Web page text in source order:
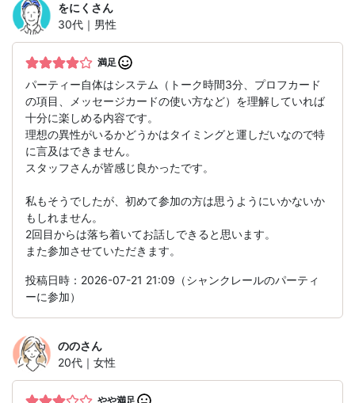
をにく さん
30代｜男性
満足
パーティー自体はシステム（トーク時間3分、プロフカード
の項目、メッセージカードの使い方など）を理解していれば
十分に楽しめる内容です。
理想の異性がいるかどうかはタイミングと運しだいなので特
に言及はできません。
スタッフさんが皆感じ良かったです。
私もそうでしたが、初めて参加の方は思うようにいかないか
もしれません。
2回目からは落ち着いてお話しできると思います。
また参加させていただきます。
投稿日時：2026-07-21 21:09（シャンクレールのパーティ
ーに参加）
ののさん
20代｜女性
やや満足